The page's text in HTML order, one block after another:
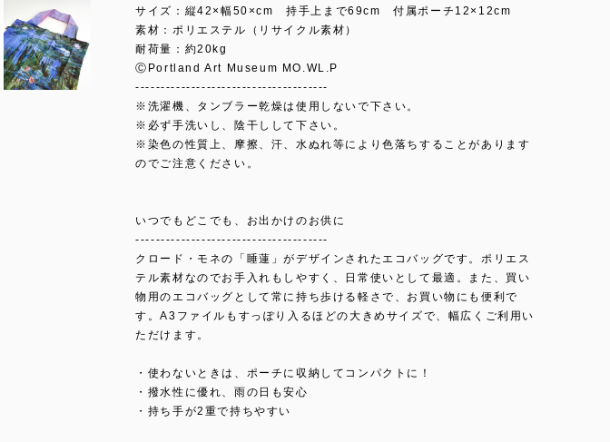
サイズ：縦42×幅50×cm 持手上まで69cm 付属ポーチ12×12cm
素材：ポリエステル（リサイクル素材）
耐荷量：約20kg
ⒸPortland Art Museum MO.WL.P
--------------------------------------
※洗濯機、タンブラー乾燥は使用しないで下さい。
※必ず手洗いし、陰干しして下さい。
※染色の性質上、摩擦、汗、水ぬれ等により色落ちすることがあります
のでご注意ください。
いつでもどこでも、お出かけのお供に
--------------------------------------
クロード・モネの「睡蓮」がデザインされたエコバッグです。ポリエス
テル素材なのでお手入れもしやすく、日常使いとして最適。また、買い
物用のエコバッグとして常に持ち歩ける軽さで、お買い物にも便利で
す。A3ファイルもすっぽり入るほどの大きめサイズで、幅広くご利用い
ただけます。
・使わないときは、ポーチに収納してコンパクトに！
・撥水性に優れ、雨の日も安心
・持ち手が2重で持ちやすい